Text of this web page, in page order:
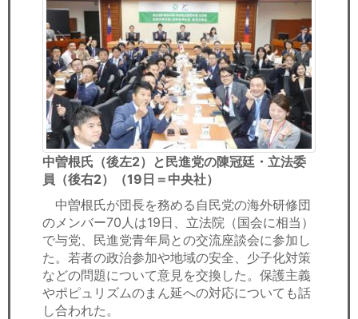
中曽根氏（後左2）と民進党の陳冠廷・立法委
員（後右2）（19日＝中央社）
中曽根氏が団長を務める自民党の海外研修団
のメンバー70人は19日、立法院（国会に相当）
で与党、民進党青年局との交流座談会に参加し
た。若者の政治参加や地域の安全、少子化対策
などの問題について意見を交換した。保護主義
やポピュリズムのまん延への対応についても話
し合われた。